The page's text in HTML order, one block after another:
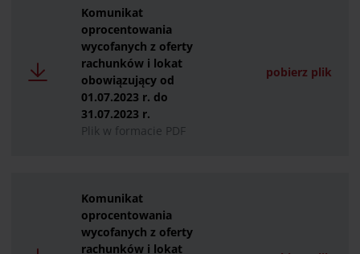
Komunikat
oprocentowania
wycofanych z oferty
rachunków i lokat
obowiązujący od
01.07.2023 r. do
31.07.2023 r.
Plik w formacie PDF
pobierz plik
Komunikat
oprocentowania
wycofanych z oferty
rachunków i lokat